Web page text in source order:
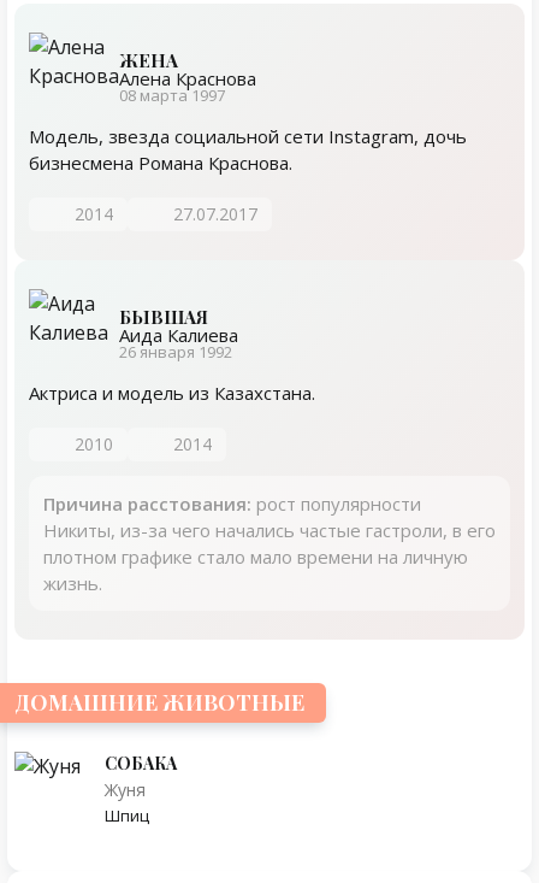
ЖЕНА
Алена Краснова
08 марта 1997
Модель, звезда социальной сети Instagram, дочь
бизнесмена Романа Краснова.
2014 27.07.2017
БЫВШАЯ
Аида Калиева
26 января 1992
Актриса и модель из Казахстана.
2010 2014
Причина расстования: рост популярности
Никиты, из-за чего начались частые гастроли, в его
плотном графике стало мало времени на личную
жизнь.
ДОМАШНИЕ ЖИВОТНЫЕ
СОБАКА
Жуня
Шпиц